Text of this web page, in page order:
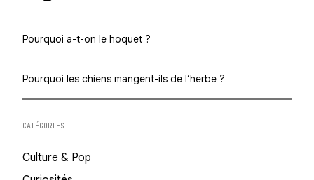
Pourquoi a-t-on le hoquet ?
Pourquoi les chiens mangent-ils de l’herbe ?
CATÉGORIES
Culture & Pop